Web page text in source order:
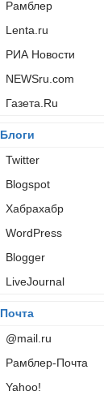
Рамблер
Lenta.ru
РИА Новости
NEWSru.com
Газета.Ru
Блоги
Twitter
Blogspot
Хабрахабр
WordPress
Blogger
LiveJournal
Почта
@mail.ru
Рамблер-Почта
Yahoo!